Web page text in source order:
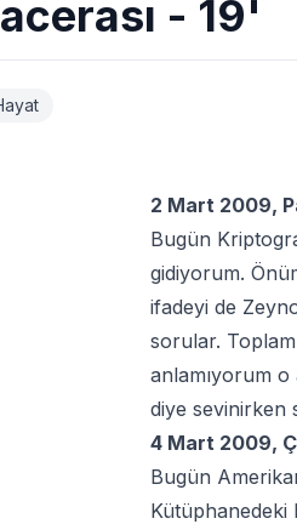
- 19'
2 Mart 2009,
Bugün
gidiyorum.
ifadeyi de
sorular.
anlamıyorum o
diye sevinirken
4 Mart 2009,
Bugün
Kütüphanedeki